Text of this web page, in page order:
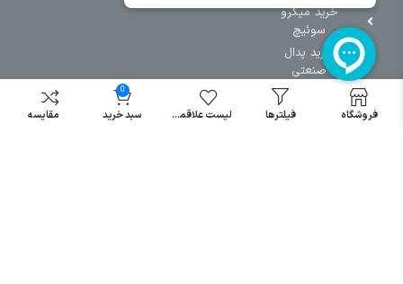
خرید میکرو
سوئیچ
خرید پدال
صنعتی
فروشگاه فیلترها لیست علاقمندی
0
سبد خرید مقایسه